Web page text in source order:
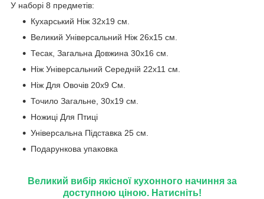
У наборі 8 предметів:
Кухарський Ніж 32x19 см.
Великий Універсальний Ніж 26x15 см.
Тесак, Загальна Довжина 30x16 см.
Ніж Універсальний Середній 22x11 см.
Ніж Для Овочів 20x9 См.
Точило Загальне, 30x19 см.
Ножиці Для Птиці
Універсальна Підставка 25 см.
Подарункова упаковка
Великий вибір якісної кухонного начиння за
доступною ціною. Натисніть!